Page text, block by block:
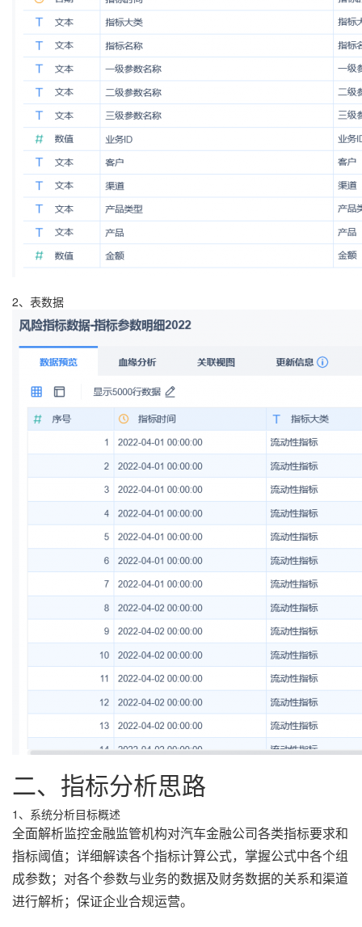
2、表数据
二、指标分析思路
1、系统分析目标概述
全面解析监控金融监管机构对汽车金融公司各类指标要求和
指标阈值；详细解读各个指标计算公式，掌握公式中各个组
成参数；对各个参数与业务的数据及财务数据的关系和渠道
进行解析；保证企业合规运营。